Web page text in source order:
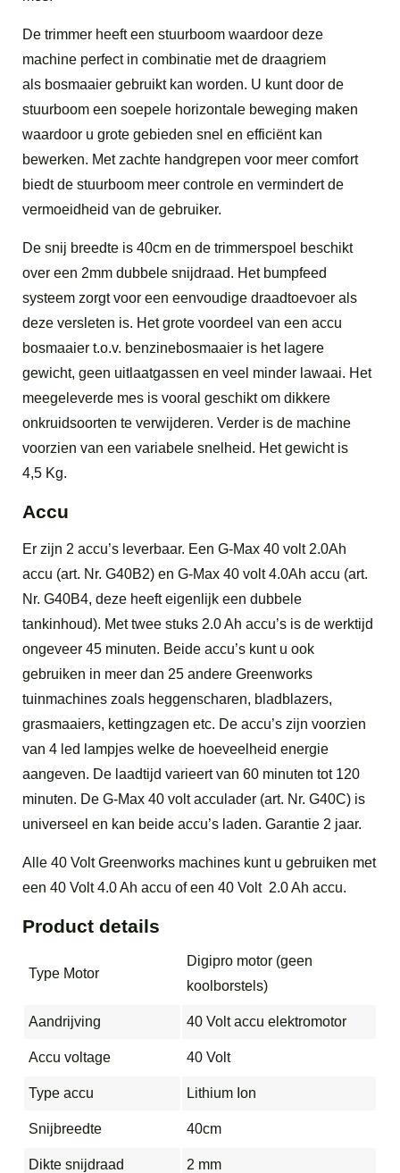
De trimmer heeft een stuurboom waardoor deze
machine perfect in combinatie met de draagriem
als bosmaaier gebruikt kan worden. U kunt door de
stuurboom een soepele horizontale beweging maken
waardoor u grote gebieden snel en efficiënt kan
bewerken. Met zachte handgrepen voor meer comfort
biedt de stuurboom meer controle en vermindert de
vermoeidheid van de gebruiker.
De snij breedte is 40cm en de trimmerspoel beschikt
over een 2mm dubbele snijdraad. Het bumpfeed
systeem zorgt voor een eenvoudige draadtoevoer als
deze versleten is. Het grote voordeel van een accu
bosmaaier t.o.v. benzinebosmaaier is het lagere
gewicht, geen uitlaatgassen en veel minder lawaai. Het
meegeleverde mes is vooral geschikt om dikkere
onkruidsoorten te verwijderen. Verder is de machine
voorzien van een variabele snelheid. Het gewicht is
4,5 Kg.
Accu
Er zijn 2 accu’s leverbaar. Een G-Max 40 volt 2.0Ah
accu (art. Nr. G40B2) en G-Max 40 volt 4.0Ah accu (art.
Nr. G40B4, deze heeft eigenlijk een dubbele
tankinhoud). Met twee stuks 2.0 Ah accu’s is de werktijd
ongeveer 45 minuten. Beide accu’s kunt u ook
gebruiken in meer dan 25 andere Greenworks
tuinmachines zoals heggenscharen, bladblazers,
grasmaaiers, kettingzagen etc. De accu’s zijn voorzien
van 4 led lampjes welke de hoeveelheid energie
aangeven. De laadtijd varieert van 60 minuten tot 120
minuten. De G-Max 40 volt acculader (art. Nr. G40C) is
universeel en kan beide accu’s laden. Garantie 2 jaar.
Alle 40 Volt Greenworks machines kunt u gebruiken met
een 40 Volt 4.0 Ah accu of een 40 Volt 2.0 Ah accu.
Product details
Type Motor
Digipro motor (geen
koolborstels)
Aandrijving 40 Volt accu elektromotor
Accu voltage 40 Volt
Type accu Lithium Ion
Snijbreedte 40cm
Dikte snijdraad 2 mm